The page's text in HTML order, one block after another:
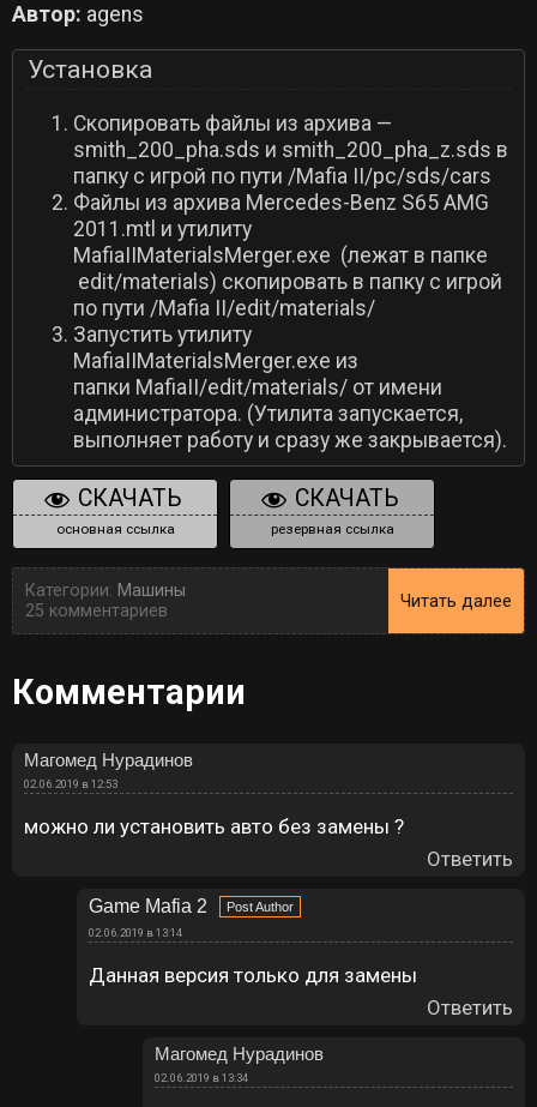
Автор: agens
Установка
Cкопировать файлы из архива —
smith_200_pha.sds и smith_200_pha_z.sds в
папку с игрой по пути /Mafia II/pc/sds/cars
Файлы из архива Mercedes-Benz S65 AMG
2011.mtl и утилиту
MafiaIIMaterialsMerger.exe (лежат в папке
edit/materials) скопировать в папку с игрой
по пути /Mafia II/edit/materials/
Запустить утилиту
MafiaIIMaterialsMerger.exe из
папки MafiaII/edit/materials/ от имени
администратора. (Утилита запускается,
выполняет работу и сразу же закрывается).
СКАЧАТЬ
основная ссылка
СКАЧАТЬ
резервная ссылка
Категории: Машины
25 комментариев
Читать далее
Комментарии
Магомед Нурадинов
02.06.2019 в 12:53
можно ли установить авто без замены ?
Ответить
Game Mafia 2
02.06.2019 в 13:14
Данная версия только для замены
Ответить
Магомед Нурадинов
02.06.2019 в 13:34